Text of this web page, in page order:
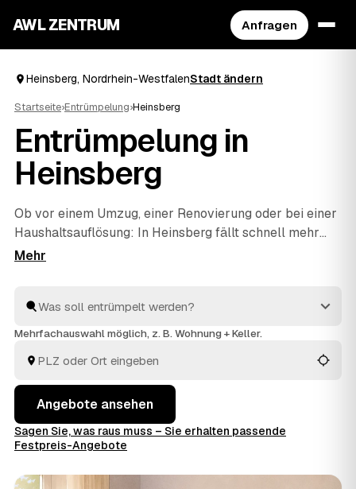
AWL ZENTRUM Anfragen
Heinsberg, Nordrhein-WestfalenStadt ändern
Startseite›Entrümpelung›Heinsberg
Entrümpelung in
Heinsberg
Ob vor einem Umzug, einer Renovierung oder bei einer
Haushaltsauflösung: In Heinsberg fällt schnell mehr
Hausrat an, als man allein wegbekommt. Über AWL
Angebote von geprüften Betrieben rund um Heinsberg
bisWassenbergundHückelhoven. So finden Sie ohne
Preise im Voraus raten.
Mehrfachauswahl möglich, z. B. Wohnung + Keller.
Angebote ansehen
Sagen Sie, was raus muss – Sie erhalten passende
Festpreis-Angebote